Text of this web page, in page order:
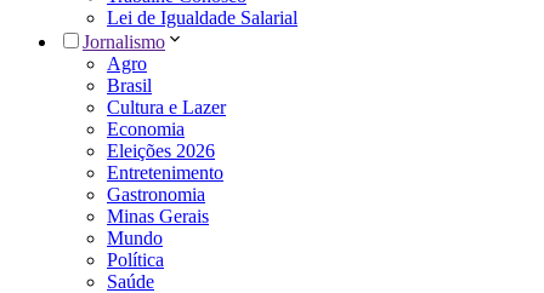
Lei de Igualdade Salarial
Jornalismo
Agro
Brasil
Cultura e Lazer
Economia
Eleições 2026
Entretenimento
Gastronomia
Minas Gerais
Mundo
Política
Saúde